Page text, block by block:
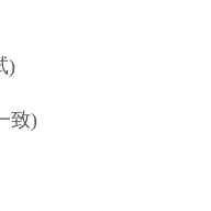
)
致)